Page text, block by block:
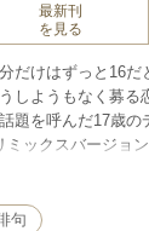
最新刊
を見る
だけはずっと16
しようもなく募る
題を呼んだ17歳の
ックスバージョ
い郷愁をさそう
句